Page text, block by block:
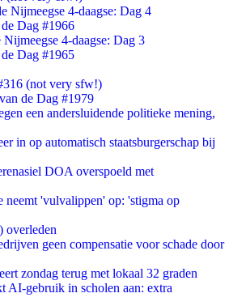
Nijmeegse 4-daagse: Dag 4
Dag #1966
4-daagse: Dag 3
Dag #1965
(not very sfw!)
de Dag #1979
een andersluidende politieke mening,
in op automatisch staatsburgerschap bij
DOA overspoeld met
neemt 'vulvalippen' op: 'stigma op
overleden
geen compensatie voor schade door
zondag terug met lokaal 32 graden
AI-gebruik in scholen aan: extra